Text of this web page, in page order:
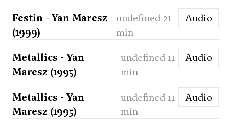
Festin - Yan Maresz
(1999)
undefined 21
min
Audio
Metallics - Yan
Maresz (1995)
undefined 11
min
Audio
Metallics - Yan
Maresz (1995)
undefined 11
min
Audio